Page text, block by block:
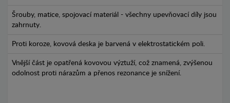
Šrouby, matice, spojovací materiál - všechny upevňovací díly jsou
zahrnuty.
Proti koroze, kovová deska je barvená v elektrostatickém poli.
Vnější část je opatřená kovovou výztuží, což znamená, zvýšenou
odolnost proti nárazům a přenos rezonance je snížení.